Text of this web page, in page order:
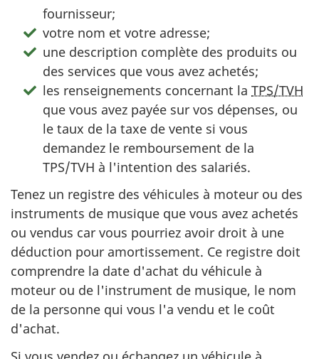
fournisseur;
votre nom et votre adresse;
une description complète des produits ou
des services que vous avez achetés;
les renseignements concernant la TPS/TVH
que vous avez payée sur vos dépenses, ou
le taux de la taxe de vente si vous
demandez le remboursement de la
TPS/TVH à l'intention des salariés.
Tenez un registre des véhicules à moteur ou des
instruments de musique que vous avez achetés
ou vendus car vous pourriez avoir droit à une
déduction pour amortissement. Ce registre doit
comprendre la date d'achat du véhicule à
moteur ou de l'instrument de musique, le nom
de la personne qui vous l'a vendu et le coût
d'achat.